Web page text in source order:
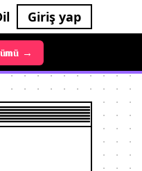
Giriş yap
→
→